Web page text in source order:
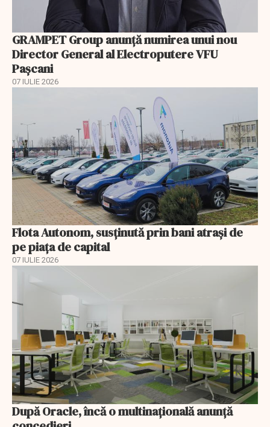
GRAMPET Group anunță numirea unui nou
Director General al Electroputere VFU
Pașcani
07 IULIE 2026
Flota Autonom, susținută prin bani atrași de
pe piața de capital
07 IULIE 2026
După Oracle, încă o multinaţională anunţă